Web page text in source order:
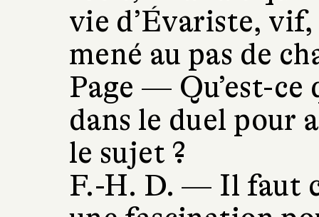
vie d’Évariste,
mené au pas de
Page — Qu’est-
dans le duel pour
le sujet ?
F.-H. D. — Il faut